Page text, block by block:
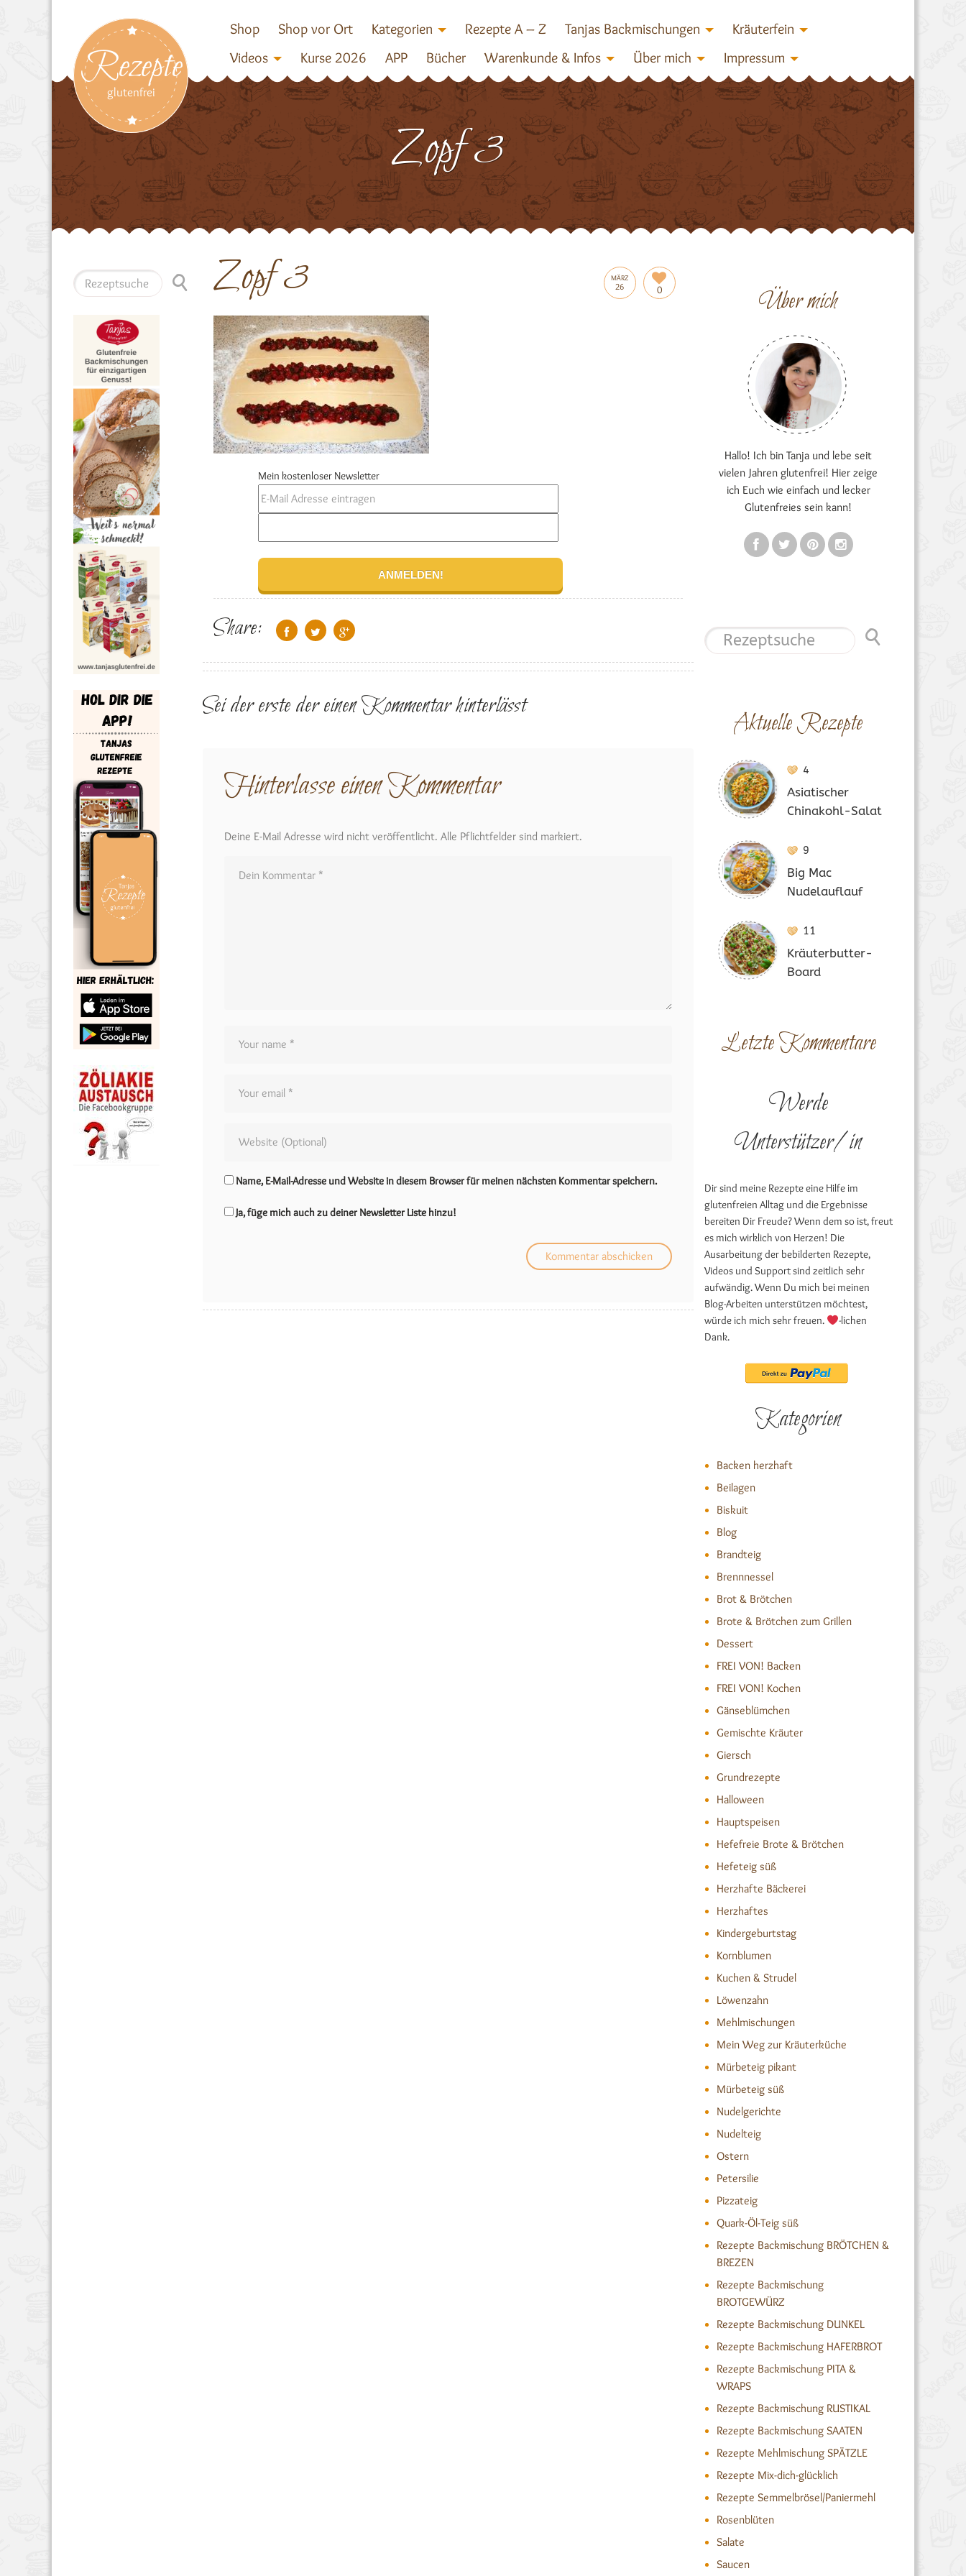
Rezepte
glutenfrei
Shop Shop vor Ort Kategorien Rezepte A – Z Tanjas Backmischungen
Kräuterfein
Videos
Kurse 2026 APP Bücher Warenkunde & Infos Über mich Impressum
Zopf 3
MÄRZ
26 0
Zopf 3
Mein kostenloser Newsletter
Share:
Sei der erste der einen Kommentar hinterlässt
Hinterlasse einen Kommentar
Deine E-Mail Adresse wird nicht veröffentlicht. Alle Pflichtfelder sind markiert.
Name, E-Mail-Adresse und Website in diesem Browser für meinen nächsten Kommentar speichern.
Ja, füge mich auch zu deiner Newsletter Liste hinzu!
Über mich
Hallo! Ich bin Tanja und lebe seit
vielen Jahren glutenfrei! Hier zeige
ich Euch wie einfach und lecker
Glutenfreies sein kann!
Aktuelle Rezepte
4
Asiatischer
Chinakohl-Salat
9
Big Mac
Nudelauflauf
11
Kräuterbutter-
Board
Letzte Kommentare
Werde
Unterstützer/in
Dir sind meine Rezepte eine Hilfe im
glutenfreien Alltag und die Ergebnisse
bereiten Dir Freude? Wenn dem so ist, freut
es mich wirklich von Herzen! Die
Ausarbeitung der bebilderten Rezepte,
Videos und Support sind zeitlich sehr
aufwändig. Wenn Du mich bei meinen
Blog-Arbeiten unterstützen möchtest,
würde ich mich sehr freuen.
-lichen
Dank.
Kategorien
Backen herzhaft
Beilagen
Biskuit
Blog
Brandteig
Brennnessel
Brot & Brötchen
Brote & Brötchen zum Grillen
Dessert
FREI VON! Backen
FREI VON! Kochen
Gänseblümchen
Gemischte Kräuter
Giersch
Grundrezepte
Halloween
Hauptspeisen
Hefefreie Brote & Brötchen
Hefeteig süß
Herzhafte Bäckerei
Herzhaftes
Kindergeburtstag
Kornblumen
Kuchen & Strudel
Löwenzahn
Mehlmischungen
Mein Weg zur Kräuterküche
Mürbeteig pikant
Mürbeteig süß
Nudelgerichte
Nudelteig
Ostern
Petersilie
Pizzateig
Quark-Öl-Teig süß
Rezepte Backmischung BRÖTCHEN &
BREZEN
Rezepte Backmischung
BROTGEWÜRZ
Rezepte Backmischung DUNKEL
Rezepte Backmischung HAFERBROT
Rezepte Backmischung PITA &
WRAPS
Rezepte Backmischung RUSTIKAL
Rezepte Backmischung SAATEN
Rezepte Mehlmischung SPÄTZLE
Rezepte Mix-dich-glücklich
Rezepte Semmelbrösel/Paniermehl
Rosenblüten
Salate
Saucen